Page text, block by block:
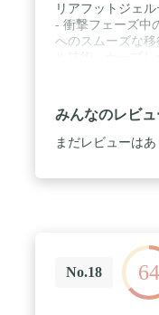
リアフットジェ
- 衝撃フェーズ中
へのスムーズな
ノロジーの硬い
撃吸収着地ゾー
軽減し、ランナ
FLYTEFOAMミ
FlyteFoamテクノ
みんなのレビュ
まだレビューは
No.18 64